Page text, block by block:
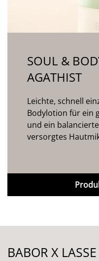
SOUL &
AGATHIST
Leichte, schnell
Bodylotion für ein
und ein
versorgtes
BABOR X